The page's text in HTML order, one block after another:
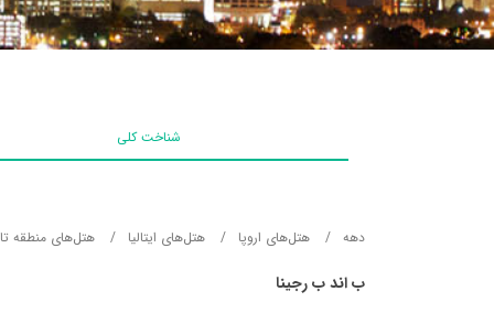
شناخت کلی
دهه هتل‌های اروپا هتل‌های ایتالیا هتل‌های منطقه
ب اند ب رجینا